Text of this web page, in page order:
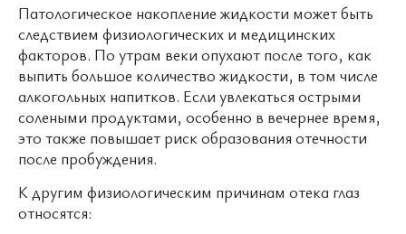
Патологическое накопление жидкости может быть
следствием физиологических и медицинских
факторов. По утрам веки опухают после того, как
выпить большое количество жидкости, в том числе
алкогольных напитков. Если увлекаться острыми
солеными продуктами, особенно в вечернее время,
это также повышает риск образования отечности
после пробуждения.
К другим физиологическим причинам отека глаз
относятся: